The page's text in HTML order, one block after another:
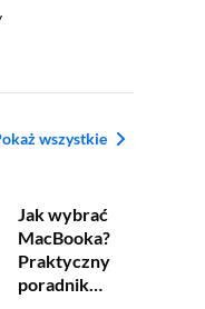
wszystkie
Jak wybrać
MacBooka?
Praktyczny
poradnik